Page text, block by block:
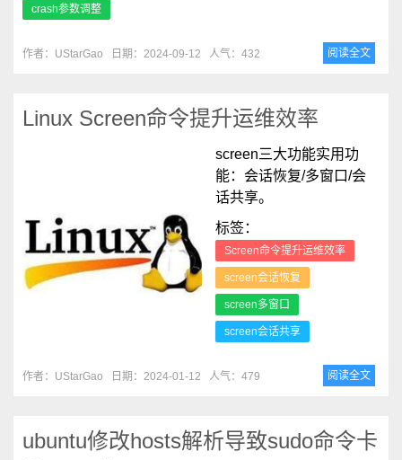
crash参数调整
作者：UStarGao 日期：2024-09-12 人气：432 阅读全文
Linux Screen命令提升运维效率
screen三大功能实用功
能：会话恢复/多窗口/会
话共享。
标签：
Screen命令提升运维效率
screen会话恢复
screen多窗口
screen会话共享
作者：UStarGao 日期：2024-01-12 人气：479 阅读全文
ubuntu修改hosts解析导致sudo命令卡